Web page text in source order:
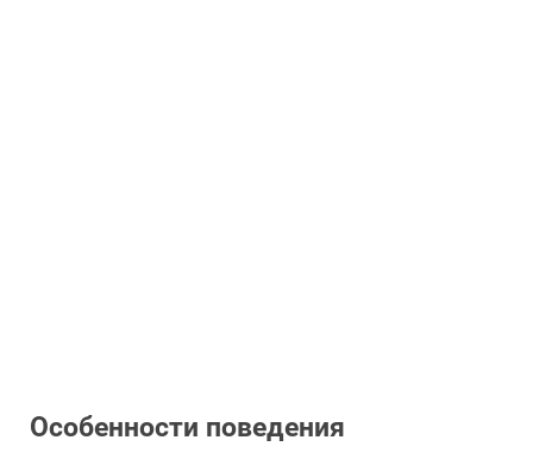
Особенности поведения